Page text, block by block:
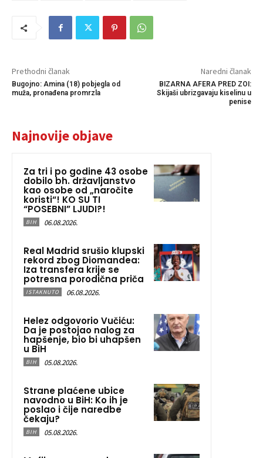
Prethodni članak
Bugojno: Amina (18) pobjegla od
muža, pronađena promrzla
Naredni članak
BIZARNA AFERA PRED ZOI:
Skijaši ubrizgavaju kiselinu u
penise
Najnovije objave
Za tri i po godine 43 osobe
dobilo bh. državljanstvo
kao osobe od „naročite
koristi“! KO SU TI
“POSEBNI” LJUDI?!
BIH 06.08.2026.
Real Madrid srušio klupski
rekord zbog Diomandea:
Iza transfera krije se
potresna porodična priča
ISTAKNUTO 06.08.2026.
Helez odgovorio Vučiću:
Da je postojao nalog za
hapšenje, bio bi uhapšen
u BiH
BIH 05.08.2026.
Strane plaćene ubice
navodno u BiH: Ko ih je
poslao i čije naredbe
čekaju?
BIH 05.08.2026.